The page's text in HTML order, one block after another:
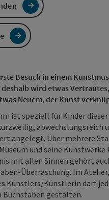
Besuch in einem
wird etwas
Neuem, der Kunst
ist speziell für Kinder dieser
abwechslungsreich
angelegt. Über mehrere
und seine Kunstwerke
mit allen Sinnen gehört
Überraschung. Im
Künstlers/Künstlerin darf
Buchstaben gestalten.